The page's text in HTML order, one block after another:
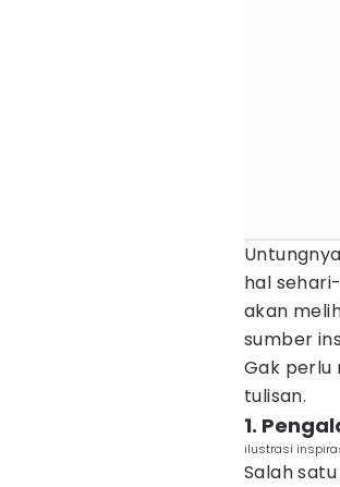
hal
akan
sumber
Gak perlu
tulisan.
1.
ilustrasi
Salah